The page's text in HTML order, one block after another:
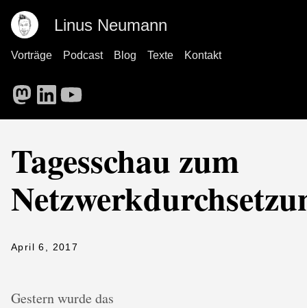
Linus Neumann
Vorträge Podcast Blog Texte Kontakt
Tagesschau zum
April 6, 2017
Gestern wurde das